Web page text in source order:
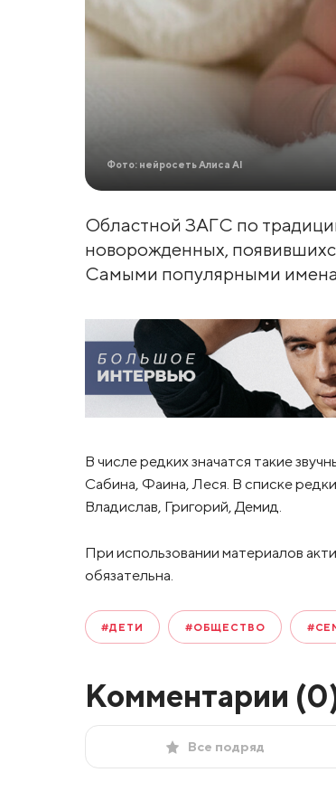
Фото: нейросеть Алиса AI
Областной ЗАГС по
новорожденных,
Самыми популярными
В числе редких значатся такие
Сабина, Фаина, Леся. В списке
Владислав, Григорий, Демид.
При использовании материалов
обязательна.
#ДЕТИ #ОБЩЕСТВО
Комментарии (0
Все подряд